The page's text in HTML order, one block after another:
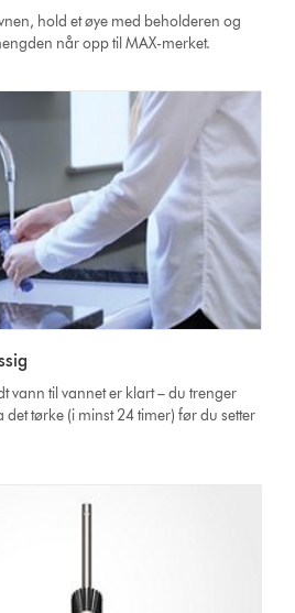
hold et øye med beholderen og
når opp til MAX-merket.
vann til vannet er klart – du trenger
tørke (i minst 24 timer) før du setter